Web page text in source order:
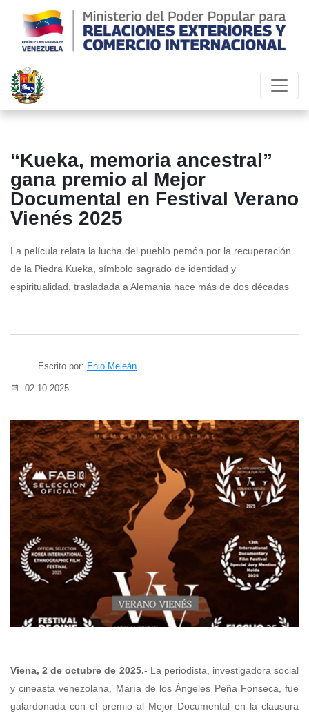
“Kueka, memoria ancestral”
gana premio al Mejor
Documental en Festival Verano
Vienés 2025
La película relata la lucha del pueblo pemón por la recuperación
de la Piedra Kueka, símbolo sagrado de identidad y
espiritualidad, trasladada a Alemania hace más de dos décadas
Escrito por: Enio Meleán
02-10-2025
Viena, 2 de octubre de 2025.- La periodista, investigadora social
y cineasta venezolana, María de los Ángeles Peña Fonseca, fue
galardonada con el premio al Mejor Documental en la clausura